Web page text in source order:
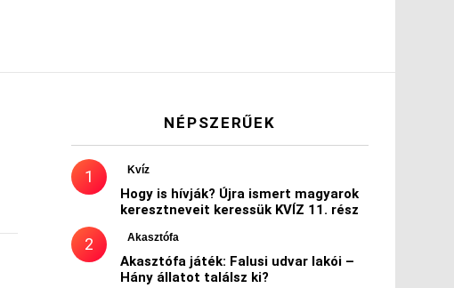
NÉPSZERŰEK
Kvíz
Hogy is hívják? Újra ismert magyarok
keresztneveit keressük KVÍZ 11. rész
Akasztófa
Akasztófa játék: Falusi udvar lakói –
Hány állatot találsz ki?